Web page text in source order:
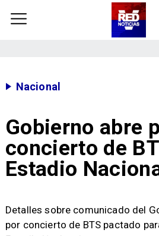
Nacional
Gobierno abre
concierto de
Estadio
Detalles sobre comunicado del
por concierto de BTS pactado